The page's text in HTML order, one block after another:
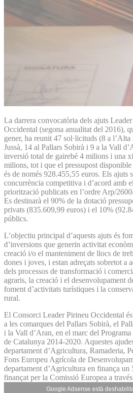
La darrera convocatòria dels ajuts
Occidental (segona anualitat del 2016),
gener, ha reunit 47 sol·licituds (8 a
Jussà, 14 al Pallars Sobirà i 9 a la Vall
inversió total de gairebé 4 milions i una
milions, tot i que el pressupost
és de només 928.455,55 euros. Els ajuts
concurrència competitiva i d’acord amb
priorització publicats en l’ordre Arp/
Es destinarà el 90% de la dotació
privats (835.609,99 euros) i el 10%
públics.
L’objectiu principal d’aquests ajuts és
d’inversions que generin activitat
creació i/o el manteniment de llocs de
dones i joves, i estan adreçats sobretot a
dels processos de transformació i
agraris, la creació i el desenvolupament
foment d’activitats turístiques i la
rural.
El Consorci Leader Pirineu Occidental
a les comarques del Pallars Sobirà, el
i la Vall d’Aran, en el marc del
de Catalunya 2014-2020. Aquestes
departament d’Agricultura, Ramaderia,
Fons Europeu Agrícola de
departament d’Agricultura en finança un
finançat per la Comissió Europea a
Google Adsense està